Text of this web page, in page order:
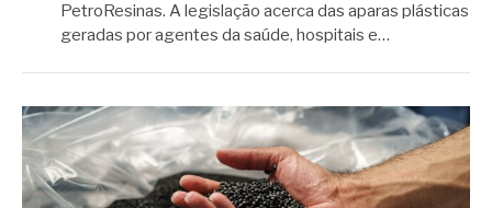
PetroResinas. A legislação acerca das aparas plásticas
geradas por agentes da saúde, hospitais e…